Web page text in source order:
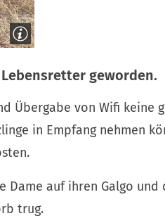
geworden.
Übergabe von Wifi keine
in Empfang nehmen
Dame auf ihren Galgo
trug.